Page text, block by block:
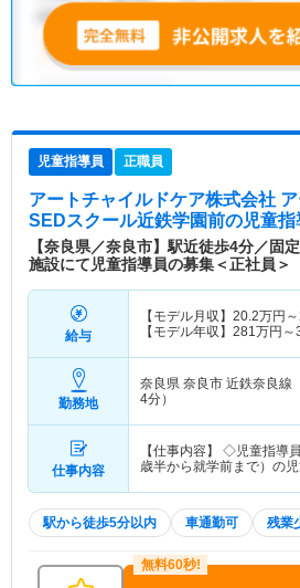
児童指導員 正職員
アートチャイルドケア株式会社
SEDスクール近鉄学園前の児童指
【奈良県／奈良市】駅近徒歩4分／固
施設にて児童指導員の募集＜正社員＞
給与
【モデル月収】 20.2万円～
【モデル年収】 281万円～
勤務地
奈良県 奈良市 近鉄奈良線
4分）
仕事内容
【仕事内容】 ◇児童指導
歳半から就学前まで）の
駅から徒歩5分以内 車通勤可 残業